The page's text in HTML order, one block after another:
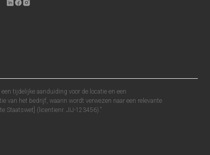
tijdelijke aanduiding voor de locatie en een
van het bedrijf, waarin wordt verwezen naar een relevante
Staatswet] (licentienr. JIJ-123456).”